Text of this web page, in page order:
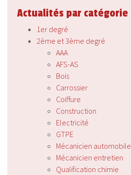
Actualités par catégorie
1er degré
2ème et 3ème degré
AAA
AFS-AS
Bois
Carrossier
Coiffure
Construction
Electricité
GTPE
Mécanicien automobile
Mécanicien entretien
Qualification chimie